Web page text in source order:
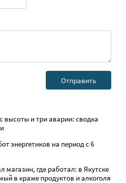
высоты и три аварии: сводка
энергетиков на период с 6
где работал: в Якутске
в краже продуктов и алкоголя